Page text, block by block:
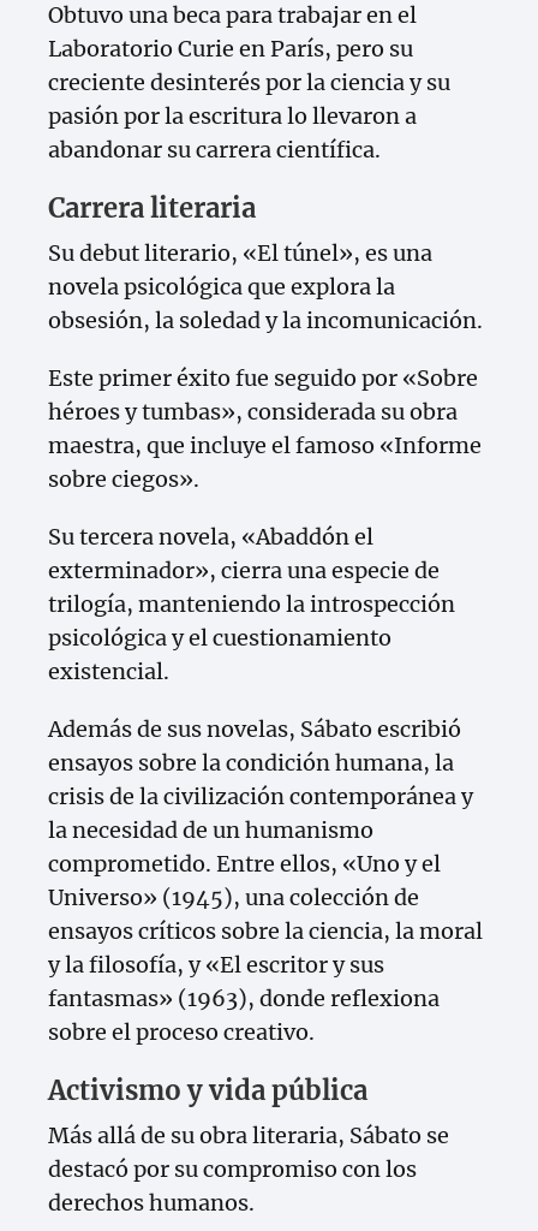
Obtuvo una beca para trabajar en el
Laboratorio Curie en París, pero su
creciente desinterés por la ciencia y su
pasión por la escritura lo llevaron a
abandonar su carrera científica.
Carrera literaria
Su debut literario, «El túnel», es una
novela psicológica que explora la
obsesión, la soledad y la incomunicación.
Este primer éxito fue seguido por «Sobre
héroes y tumbas», considerada su obra
maestra, que incluye el famoso «Informe
sobre ciegos».
Su tercera novela, «Abaddón el
exterminador», cierra una especie de
trilogía, manteniendo la introspección
psicológica y el cuestionamiento
existencial.
Además de sus novelas, Sábato escribió
ensayos sobre la condición humana, la
crisis de la civilización contemporánea y
la necesidad de un humanismo
comprometido. Entre ellos, «Uno y el
Universo» (1945), una colección de
ensayos críticos sobre la ciencia, la moral
y la filosofía, y «El escritor y sus
fantasmas» (1963), donde reflexiona
sobre el proceso creativo.
Activismo y vida pública
Más allá de su obra literaria, Sábato se
destacó por su compromiso con los
derechos humanos.